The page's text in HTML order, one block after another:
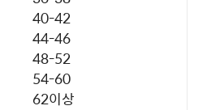
40-42
44-46
48-52
54-60
62이상